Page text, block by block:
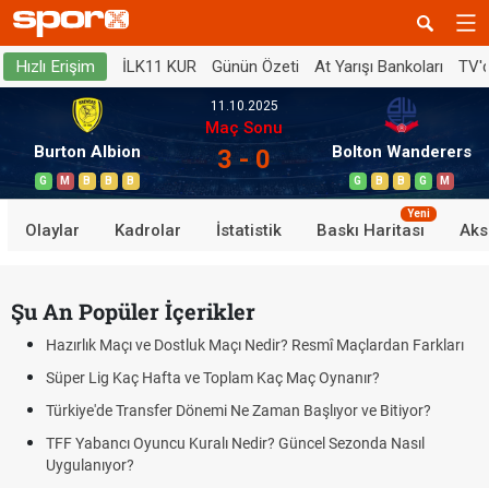
Hızlı Erişim İLK11 KUR Günün Özeti At Yarışı Bankoları
Burton Albion
G M B B B
11.10.2025
Maç Sonu
3 - 0 Bolton Wanderers
G B B G M
Olaylar Kadrolar İstatistik Baskı Haritası
Yeni
Şu An Popüler İçerikler
Hazırlık Maçı ve Dostluk Maçı Nedir? Resmî Maçlardan Farkları
Süper Lig Kaç Hafta ve Toplam Kaç Maç Oynanır?
Türkiye'de Transfer Dönemi Ne Zaman Başlıyor ve Bitiyor?
TFF Yabancı Oyuncu Kuralı Nedir? Güncel Sezonda Nasıl
Uygulanıyor?